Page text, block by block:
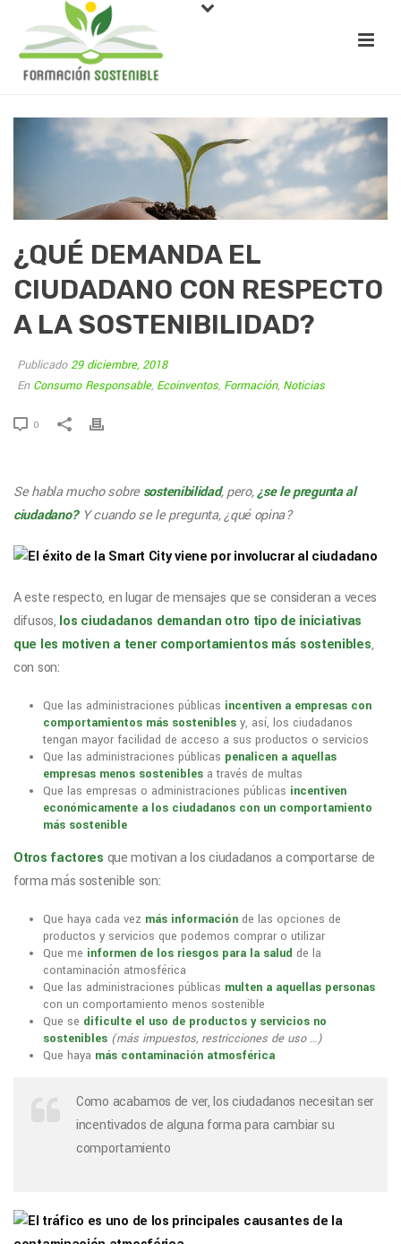
¿QUÉ DEMANDA EL
CIUDADANO CON RESPECTO
A LA SOSTENIBILIDAD?
Publicado29 diciembre, 2018
En Consumo Responsable, Ecoinventos, Formación, Noticias
0
Se habla mucho sobresostenibilidad, pero,¿se le pregunta al
ciudadano?Y cuando se le pregunta, ¿qué opina?
A este respecto, en lugar de mensajes que se consideran a veces
difusos, los ciudadanos demandan otro tipo de iniciativas
que les motiven a tener comportamientos más sostenibles,
con son:
Que las administraciones públicas incentiven a empresas con
comportamientos más sosteniblesy, así, los ciudadanos
tengan mayor facilidad de acceso a sus productos o servicios
Que las administraciones públicas penalicen a aquellas
empresas menos sosteniblesa través de multas
Que las empresas o administraciones públicas incentiven
económicamente a los ciudadanos con un comportamiento
más sostenible
Otros factores que motivan a los ciudadanos a comportarse de
forma más sostenible son:
Que haya cada vezmás informaciónde las opciones de
productos y servicios que podemos comprar o utilizar
Que me informen de los riesgos para la salud de la
contaminación atmosférica
Que las administraciones públicas multen a aquellas personas
con un comportamiento menos sostenible
Que se dificulte el uso de productos y servicios no
sostenibles (más impuestos, restricciones de uso …)
Que haya más contaminación atmosférica
Como acabamos de ver, los ciudadanos necesitan ser
incentivados de alguna forma para cambiar su
comportamiento